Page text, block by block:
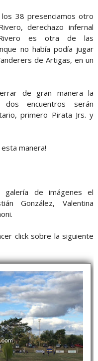
38 presenciamos otro
derechazo infernal
es otra de las
no había podía jugar
de Artigas, en un
de gran manera la
encuentros serán
primero Pirata Jrs. y
manera!
galería de imágenes el
González, Valentina
click sobre la siguiente